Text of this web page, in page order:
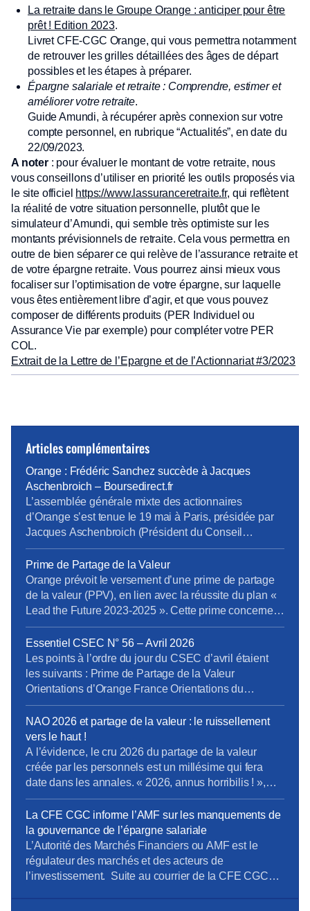
La retraite dans le Groupe Orange : anticiper pour être
prêt ! Edition 2023.
Livret CFE-CGC Orange, qui vous permettra notamment
de retrouver les grilles détaillées des âges de départ
possibles et les étapes à préparer.
Épargne salariale et retraite : Comprendre, estimer et
améliorer votre retraite.
Guide Amundi, à récupérer après connexion sur votre
compte personnel, en rubrique “Actualités”, en date du
22/09/2023.
A noter: pour évaluer le montant de votre retraite, nous
vous conseillons d’utiliser en priorité les outils proposés via
le site officiel https://www.lassuranceretraite.fr, qui reflètent
la réalité de votre situation personnelle, plutôt que le
simulateur d’Amundi, qui semble très optimiste sur les
montants prévisionnels de retraite. Cela vous permettra en
outre de bien séparer ce qui relève de l’assurance retraite et
de votre épargne retraite. Vous pourrez ainsi mieux vous
focaliser sur l’optimisation de votre épargne, sur laquelle
vous êtes entièrement libre d’agir, et que vous pouvez
composer de différents produits (PER Individuel ou
Assurance Vie par exemple) pour compléter votre PER
COL.
Extrait de la Lettre de l’Epargne et de l’Actionnariat #3/2023
Articles complémentaires
Orange : Frédéric Sanchez succède à Jacques
Aschenbroich – Boursedirect.fr
L’assemblée générale mixte des actionnaires
d’Orange s’est tenue le 19 mai à Paris, présidée par
Jacques Aschenbroich (Président du Conseil
d’administration), en présence de Christel
Heydemann (Directrice Générale), et du Conseil
d’administration. […] Toutes les résolutions
recommandées par le Conseil d’administration ont été
votées et approuvées par les actionnaires. S’agissant
Prime de Partage de la Valeur
Orange prévoit le versement d’une prime de partage
de la valeur (PPV), en lien avec la réussite du plan «
Lead the Future 2023-2025 ». Cette prime concernera
les salariés liés par un contrat de travail (CDI, CDD et
alternants), les fonctionnaires en activité et les
intérimaires à la date de signature de la décision […]
Essentiel CSEC N° 56 – Avril 2026
Les points à l’ordre du jour du CSEC d’avril étaient
les suivants : Prime de Partage de la Valeur
Orientations d’Orange France Orientations du
domaine Boucles Locales et Interventions (BLI)
Orientations de la Direction Entreprises France Projet
de cession de Globecast Holding Retrouvez
L’Essentiel du CSEC d’Avril
NAO 2026 et partage de la valeur : le ruissellement
vers le haut !
A l’évidence, le cru 2026 du partage de la valeur
créée par les personnels est un millésime qui fera
date dans les annales. « 2026, annus horribilis ! »,
telle pourrait être la clameur poussée à l’unisson par
les personnels Orange, malmenés et désabusés face
à une redistribution de la valeur peau de chagrin. Et
[…]
La CFE CGC informe l’AMF sur les manquements de
la gouvernance de l’épargne salariale
L’Autorité des Marchés Financiers ou AMF est le
régulateur des marchés et des acteurs de
l’investissement. Suite au courrier de la CFE CGC